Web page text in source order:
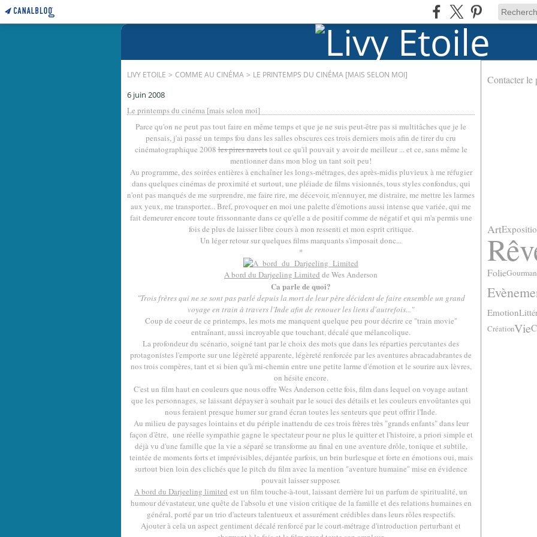
LIVY ETOILE > COMME AU CINÉMA > LE PRINTEMPS DU CINÉMA [MAIS SELON MOI]
6 juin 2008
Le printemps du cinéma [mais selon moi]
Parce qu'on ne peut pas tout faire en même temps et que je ne suis peut-être pas si multitâches que je le
pensais, j'ai passé un temps fou dans les salles obscures ces trois derniers mois afin de tirer du cru
cinématographique 2008les pires navetstout ce qu'il pouvait y avoir de meilleur ... et ce, sans même le
mentionner dans mon blog un tant soit peu!
Au programme, des soirées entières à enchaîner les longs-métrages, des après-midis pluvieux à me réfugier
dans quelques cinémas de proximité et surtout, une pléiade de films visionnés, tous styles confondus, qui
n'ont pas manqués de me surprendre, me faire rire, me décevoir, m'ennuyer, me distraire, me mettre les larmes
aux yeux, me transporter... Bref, provoquer en moi une palette d'émotions aussi intense que variée, qui me
fait demeurer encore toute frissonnante dans ce qu'elle a de positif comme de négatif et qui m'a permis une
fois de plus de laisser libre cours à mon ressenti et mon esprit critique.
Un léger retour sur quelques films marquants s'imposait donc...
*
A bord du Darjeeling Limited de Wes Anderson
Ca parle de quoi?
"Trois frères qui ne se sont pas parlé depuis la mort de leur père décident de faire ensemble un grand
voyage en train à travers l'Inde afin de renouer les liens d'autrefois..."
Coup de coeur de ce printemps, les mots me manquent quelque peu pour décrire ce "train movie"
entraînant, aussi incroyable que touchant, décalé que mélancolique.
La profondeur du scénario, soigné tant par le choix des mots que dans les réparties percutantes des
protagonistes l'emporte sur une légèreté apparente, légèreté renforcée par les aventures abracadabrantes de
nos trois compères, tant et si bien qu'à mi-chemin entre une petite larme d'émotion et le sourire aux lèvres,
on hésite encore.
C'est un film haut en couleurs que nous offre Wes Anderson cette fois, film dans lequel on voyage autant
que les personnages, se laissant dépayser à souhait par le souci des détails et les couleurs envoûtantes qui
nous feraient presque humer sur grand écran toutes les senteurs que peut offrir l'Inde.
Au milieu de paysages lointains et du périple inattendu de ces trois frères très "grands enfants" dans leur
façon d'être, une réelle sympathie gagne le spectateur pour ne plus le quitter et l'histoire, a priori simple et
déjà vu d'une famille que la vie a séparé se transforme au final en une aventure drôle, tonique et subtile,
teintée de moments forts et imprévisibles, déjantée parfois, un brin burlesque et forte en émotions oui, mais
surtout bien loin des clichés que le pitch du film avec la mention "aventure humaine" mise en évidence
pouvait laisser supposer.
A bord du Darjeeling limited est un film touche-à-tout, laissant derrière lui un parfum de spiritualité, un
humour dévastateur, une quête de l'absolu et une vision critique de la famille et des relations humaines en
général, porté par un trio d'acteurs talentueux et assurément crédibles dans leurs rôles respectifs.
Ajouter à cela un aspect gentiment décalé renforcé par le court-métrage d'introduction perturbant et
Contacter le
Art
Folie
Emotion
CréationVie